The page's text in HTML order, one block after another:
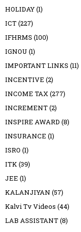
HOLIDAY(1)
ICT(227)
IFHRMS (100)
IGNOU (1)
IMPORTANT LINKS (11)
INCENTIVE (2)
INCOME TAX(277)
INCREMENT(2)
INSPIRE AWARD (8)
INSURANCE (1)
ISRO (1)
ITK(39)
JEE (1)
KALANJIYAN (57)
Kalvi Tv Videos (44)
LAB ASSISTANT(8)